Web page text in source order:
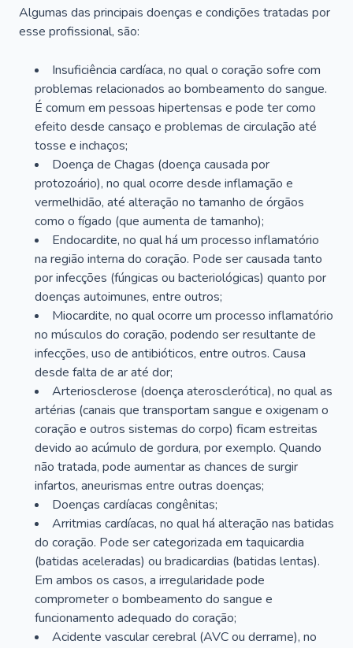
Algumas das principais doenças e condições tratadas por
esse profissional, são:
Insuficiência cardíaca, no qual o coração sofre com
problemas relacionados ao bombeamento do sangue.
É comum em pessoas hipertensas e pode ter como
efeito desde cansaço e problemas de circulação até
tosse e inchaços;
Doença de Chagas (doença causada por
protozoário), no qual ocorre desde inflamação e
vermelhidão, até alteração no tamanho de órgãos
como o fígado (que aumenta de tamanho);
Endocardite, no qual há um processo inflamatório
na região interna do coração. Pode ser causada tanto
por infecções (fúngicas ou bacteriológicas) quanto por
doenças autoimunes, entre outros;
Miocardite, no qual ocorre um processo inflamatório
no músculos do coração, podendo ser resultante de
infecções, uso de antibióticos, entre outros. Causa
desde falta de ar até dor;
Arteriosclerose (doença aterosclerótica), no qual as
artérias (canais que transportam sangue e oxigenam o
coração e outros sistemas do corpo) ficam estreitas
devido ao acúmulo de gordura, por exemplo. Quando
não tratada, pode aumentar as chances de surgir
infartos, aneurismas entre outras doenças;
Doenças cardíacas congênitas;
Arritmias cardíacas, no qual há alteração nas batidas
do coração. Pode ser categorizada em taquicardia
(batidas aceleradas) ou bradicardias (batidas lentas).
Em ambos os casos, a irregularidade pode
comprometer o bombeamento do sangue e
funcionamento adequado do coração;
Acidente vascular cerebral (AVC ou derrame), no